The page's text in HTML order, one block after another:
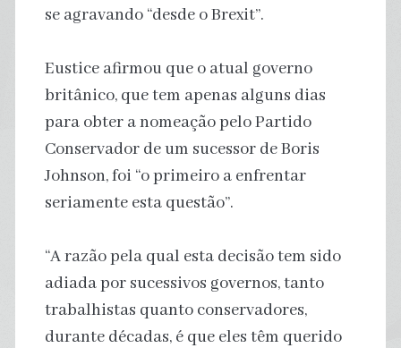
se agravando “desde o Brexit”.
Eustice afirmou que o atual governo
britânico, que tem apenas alguns dias
para obter a nomeação pelo Partido
Conservador de um sucessor de Boris
Johnson, foi “o primeiro a enfrentar
seriamente esta questão”.
“A razão pela qual esta decisão tem sido
adiada por sucessivos governos, tanto
trabalhistas quanto conservadores,
durante décadas, é que eles têm querido